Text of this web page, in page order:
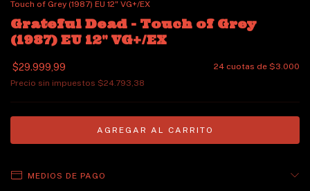
Touch of Grey (1987) EU 12" VG+/EX
Grateful Dead - Touch of Grey
(1987) EU 12" VG+/EX
$29.999,99 24 cuotas de $3.000
Precio sin impuestos $24.793,38
MEDIOS DE PAGO